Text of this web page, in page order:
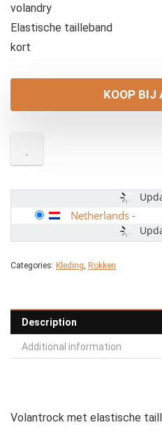
volandry
Elastische tailleband
kort
KOOP BIJ
Netherlands -
Categories: Kleding, Rokken
Description
Additional information
Volantrock met elastische